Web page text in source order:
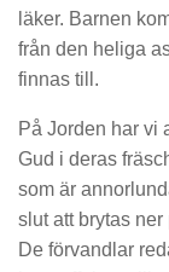
läker. Barnen
från den heliga
finnas till.
På Jorden har vi
Gud i deras
som är
slut att brytas
De förvandlar